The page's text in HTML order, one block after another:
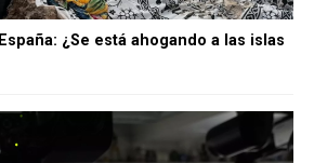
¿Se está ahogando a las islas